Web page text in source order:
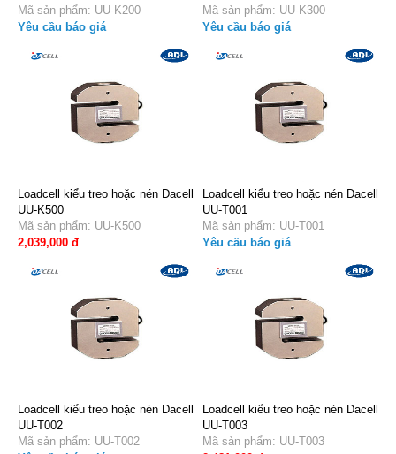
Mã sản phẩm: UU-K200
Yêu cầu báo giá
Mã sản phẩm: UU-K300
Yêu cầu báo giá
Loadcell kiểu treo hoặc nén Dacell
UU-K500
Mã sản phẩm: UU-K500
2,039,000 đ
Loadcell kiểu treo hoặc nén Dacell
UU-T001
Mã sản phẩm: UU-T001
Yêu cầu báo giá
Loadcell kiểu treo hoặc nén Dacell
UU-T002
Mã sản phẩm: UU-T002
Loadcell kiểu treo hoặc nén Dacell
UU-T003
Mã sản phẩm: UU-T003